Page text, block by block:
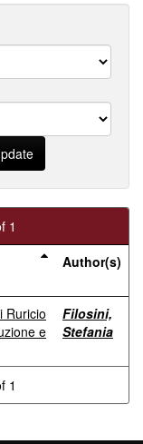
1
Author(s)
Ruricio
e
Filosini,
Stefania
1